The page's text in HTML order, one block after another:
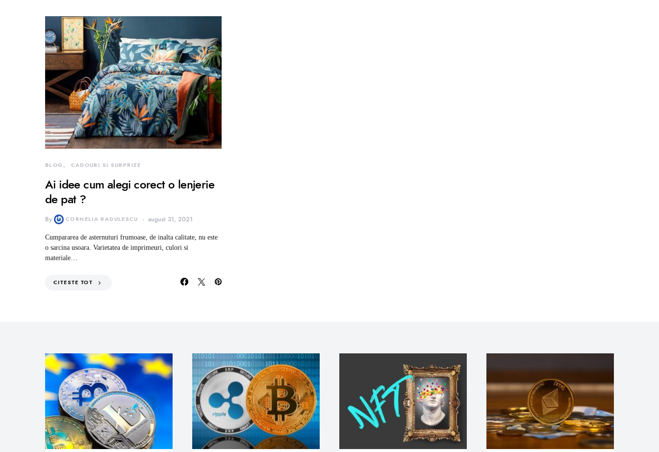
BLOG CADOURI SI SURPRIZE
Ai idee cum alegi corect o lenjerie
de pat ?
By CORNELIA RADULESCU august 31, 2021
Cumpararea de asternuturi frumoase, de inalta calitate, nu este
o sarcina usoara. Varietatea de imprimeuri, culori si
materiale…
CITESTE TOT